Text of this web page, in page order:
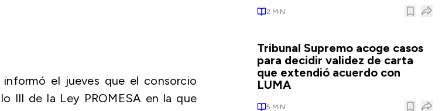
el jueves que el consorcio
III de la Ley PROMESA en la que
2 MIN
Tribunal Supremo acoge casos
para decidir validez de carta
que extendió acuerdo con
LUMA
5 MIN